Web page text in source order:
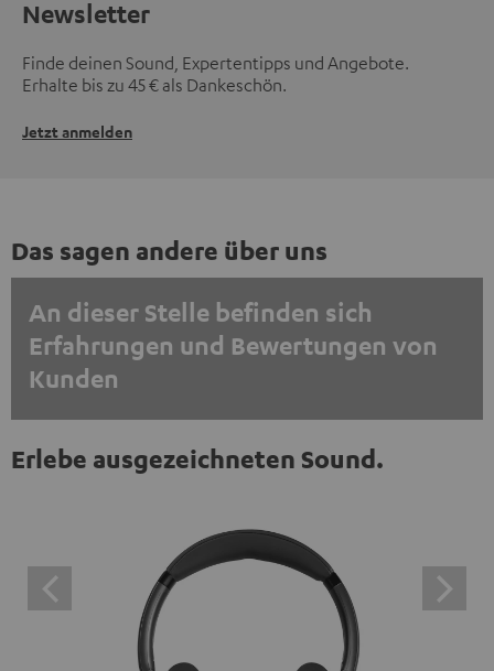
Newsletter
Finde deinen Sound, Expertentipps und Angebote.
Erhalte bis zu 45 € als Dankeschön.
Jetzt anmelden
Das sagen andere über uns
An dieser Stelle befinden sich
Erfahrungen und Bewertungen von
Kunden
EINMALIG ZUSTIMMEN UND ANZEIGEN
Trustpilot‑Bewertungen sind externe Inhalte. Der
externe Inhalt kann hier mit nur einem Klick angezeigt
werden. Mit dem Anklicken des Inhalts wird zugestimmt,
dass externe Inhalte angezeigt werden. Dabei können
personenbezogene Daten an Drittplattformen
Erlebe ausgezeichneten Sound.